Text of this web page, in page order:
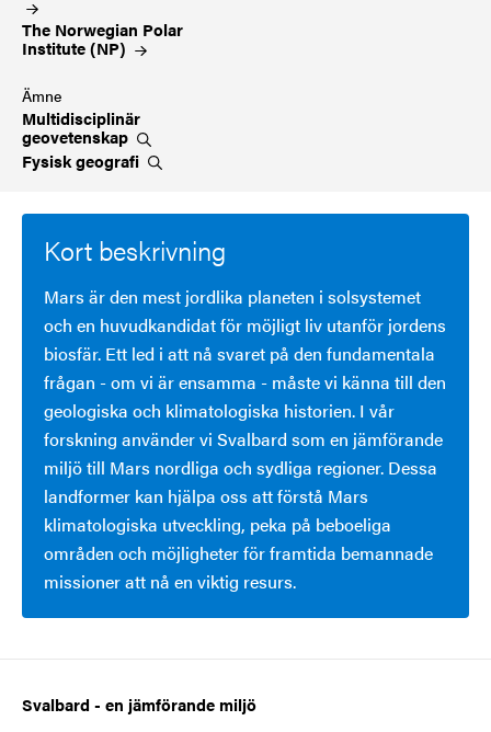
The Norwegian Polar
Institute(NP)
Ämne
Multidisciplinär
geovetenskap
Fysiskgeografi
Kort beskrivning
Mars är den mest jordlika planeten i solsystemet
och en huvudkandidat för möjligt liv utanför jordens
biosfär. Ett led i att nå svaret på den fundamentala
frågan - om vi är ensamma - måste vi känna till den
geologiska och klimatologiska historien. I vår
forskning använder vi Svalbard som en jämförande
miljö till Mars nordliga och sydliga regioner. Dessa
landformer kan hjälpa oss att förstå Mars
klimatologiska utveckling, peka på beboeliga
områden och möjligheter för framtida bemannade
missioner att nå en viktig resurs.
Svalbard - en jämförande miljö